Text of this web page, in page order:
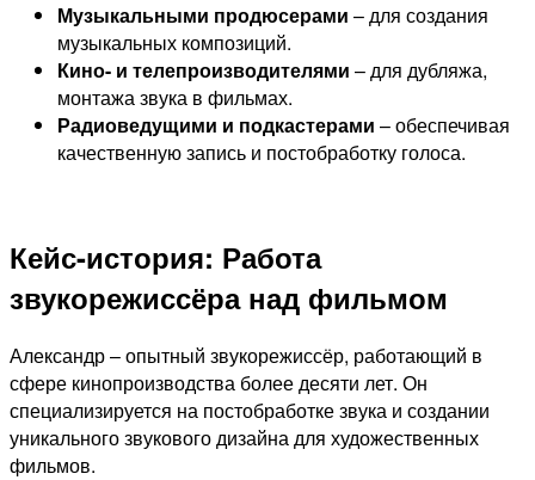
Музыкальными продюсерами – для создания
музыкальных композиций.
Кино- и телепроизводителями – для дубляжа,
монтажа звука в фильмах.
Радиоведущими и подкастерами – обеспечивая
качественную запись и постобработку голоса.
Кейс-история: Работа
звукорежиссёра над фильмом
Александр – опытный звукорежиссёр, работающий в
сфере кинопроизводства более десяти лет. Он
специализируется на постобработке звука и создании
уникального звукового дизайна для художественных
фильмов.